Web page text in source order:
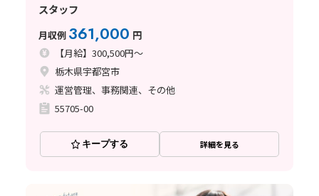
スタッフ
月収例 361,000 円
【月給】300,500円～
栃木県宇都宮市
運営管理、事務関連、その他
55705-00
キープする 詳細を見る